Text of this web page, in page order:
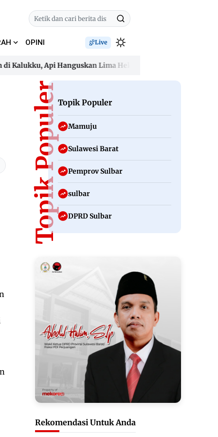
OPINI Live
Api Hanguskan Lima Hektare dan Ancam Permukiman
Api Hanguskan Lima Hektare dan Ancam Permukiman
Topik PopulerTopik Populer
Mamuju
Sulawesi Barat
Pemprov Sulbar
sulbar
DPRD Sulbar
Rekomendasi Untuk Anda